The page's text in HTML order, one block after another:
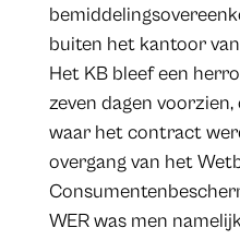
buiten het kantoor
Het KB bleef een
zeven dagen
waar het contract
overgang van het
WER was men